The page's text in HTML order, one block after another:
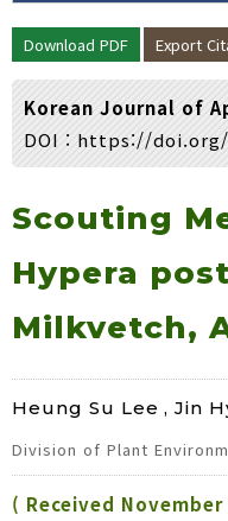
Volume/Issue :
Year(s) :
Download PDF Export
Korean Journal of
DOI : https://doi.org/
Scouting
Hypera
Milkvetch,
Heung Su Lee , Jin
Division of Plant
( Received